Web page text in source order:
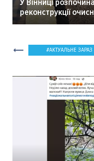
реконструкції
мер Вінниці.
АКТУАЛЬНЕ ЗАРАЗ